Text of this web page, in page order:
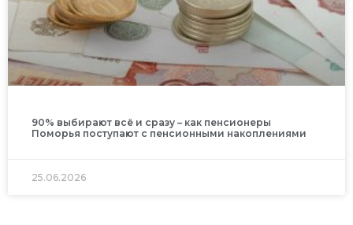
90% выбирают всё и сразу – как пенсионеры
Поморья поступают с пенсионными накоплениями
25.06.2026